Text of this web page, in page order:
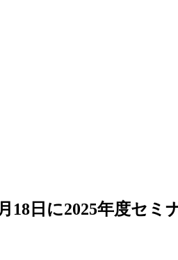
18日に2025年度セ